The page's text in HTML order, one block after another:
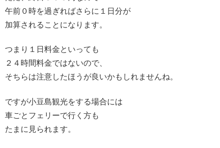
午前０時を過ぎればさらに１日分が
加算されることになります。
つまり１日料金といっても
２４時間料金ではないので、
そちらは注意したほうが良いかもしれませんね。
ですが小豆島観光をする場合には
車ごとフェリーで行く方も
たまに見られます。